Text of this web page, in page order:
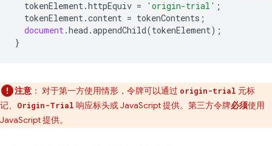
tokenElement .httpEquiv = 'origin-trial' ;
tokenElement .content = tokenContents ;
document .head .appendChild(tokenElement);
}
注意 ： 对于第一方使用情形，令牌可以通过 origin-trial 元标
记、
Origin-Trial 响应标头或 JavaScript 提供。第三方令牌必须使用
JavaScript 提供。